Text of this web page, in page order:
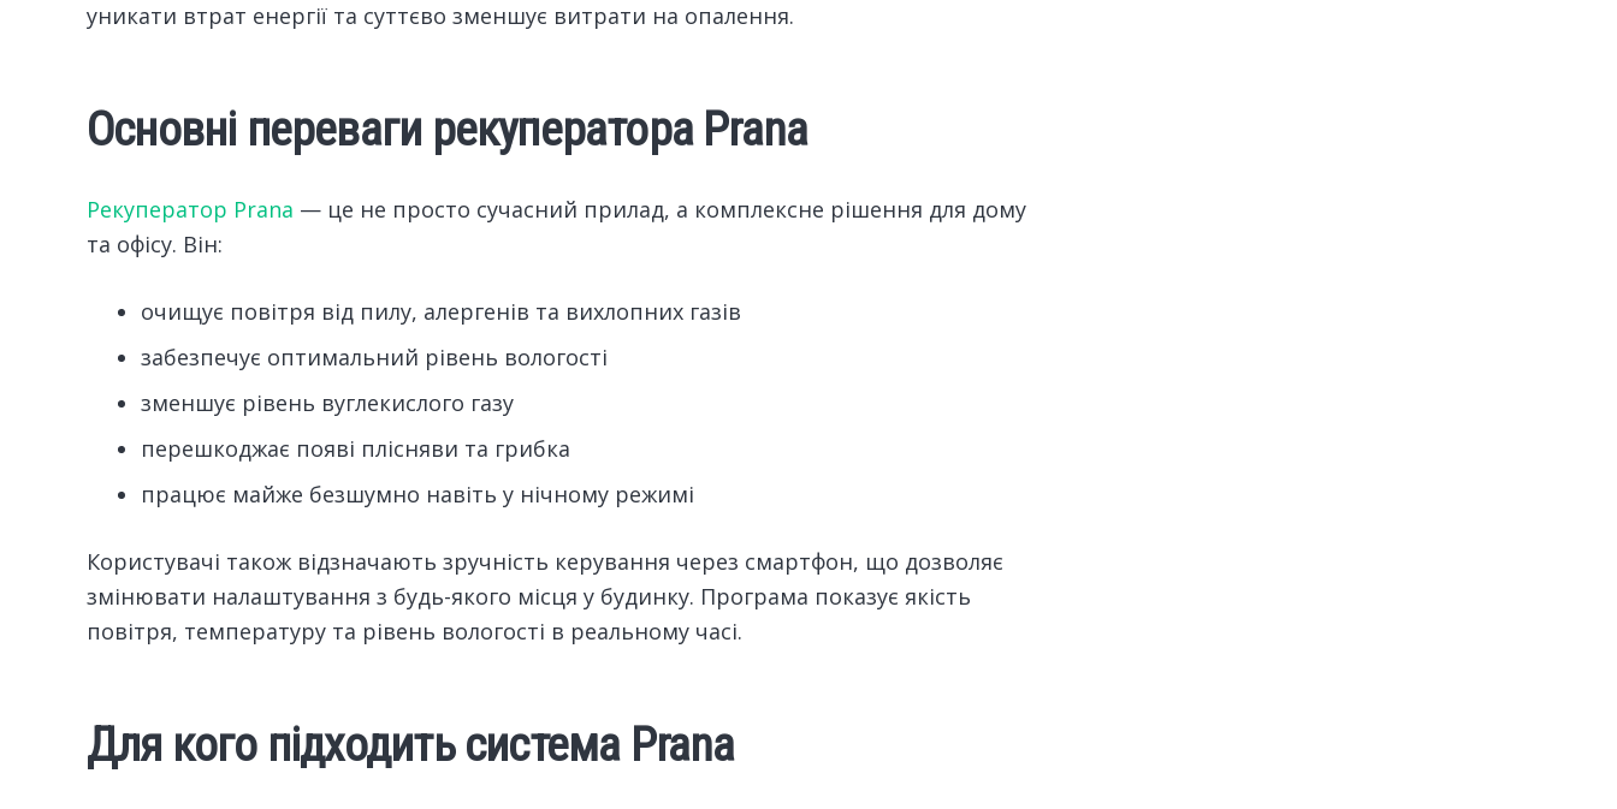
уникати втрат енергії та суттєво зменшує витрати на опалення.
Основні переваги рекуператора Prana
Рекуператор Prana — це не просто сучасний прилад, а комплексне рішення для дому
та офісу. Він:
очищує повітря від пилу, алергенів та вихлопних газів
забезпечує оптимальний рівень вологості
зменшує рівень вуглекислого газу
перешкоджає появі плісняви та грибка
працює майже безшумно навіть у нічному режимі
Користувачі також відзначають зручність керування через смартфон, що дозволяє
змінювати налаштування з будь-якого місця у будинку. Програма показує якість
повітря, температуру та рівень вологості в реальному часі.
Для кого підходить система Prana